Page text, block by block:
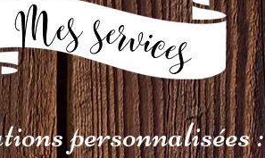
personnalisées :